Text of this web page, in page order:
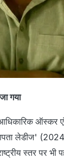
गया
ऑस्कर
लेडीज'
स्तर पर भी